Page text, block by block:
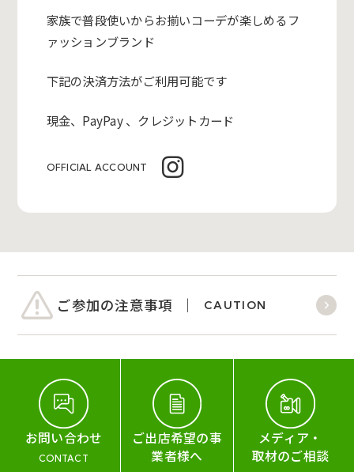
家族で普段使いからお揃いコーデが楽しめるフ
ァッションブランド
下記の決済方法がご利用可能です
現金、PayPay 、クレジットカード
OFFICIAL ACCOUNT
ご参加の注意事項 CAUTION
お問い合わせ
CONTACT
ご出店希望の事
業者様へ
メディア・
取材のご相談